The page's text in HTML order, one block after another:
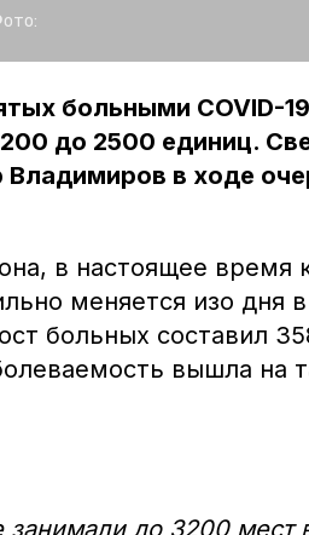
больными COVID-
до 2500 единиц.
Владимиров в ходе
в настоящее время
меняется изо дня
больных составил
вышла на
до 3200 мест